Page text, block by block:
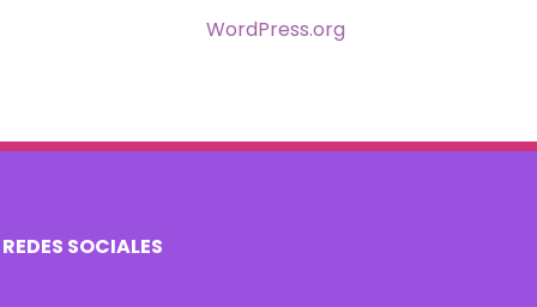
WordPress.org
REDES SOCIALES